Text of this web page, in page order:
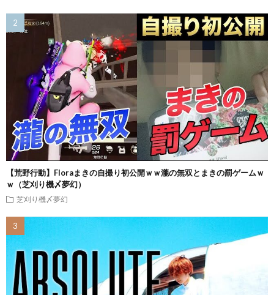
【荒野行動】Floraまきの自撮り初公開ｗｗ瀧の無双とまきの罰ゲームｗ
ｗ（芝刈り機〆夢幻）
芝刈り機〆夢幻